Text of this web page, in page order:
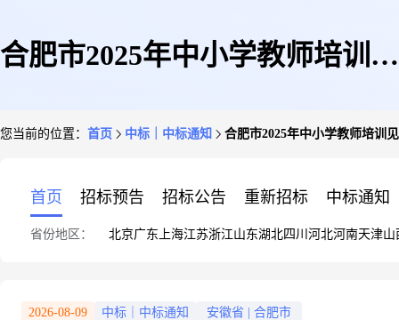
合肥市2025年中小学教师培训见
您当前的位置： 首页 中标｜中标通知 合肥市2025年中小学教师培训
首页 招标预告 招标公告 重新招标 中标通知
省份地区： 北京广东 上海江苏浙江山东湖北四川 河北河南天津山
2026-08-09 中标｜中标通知 安徽省 合肥市